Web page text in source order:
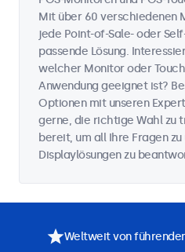
Mit über 60 verschiedenen
jede Point-of-Sale- oder
passende Lösung.
welcher Monitor oder
Anwendung geeignet ist?
Optionen mit unseren
gerne, die richtige Wahl zu
bereit, um all Ihre Fragen zu
Displaylösungen zu
Weltweit von